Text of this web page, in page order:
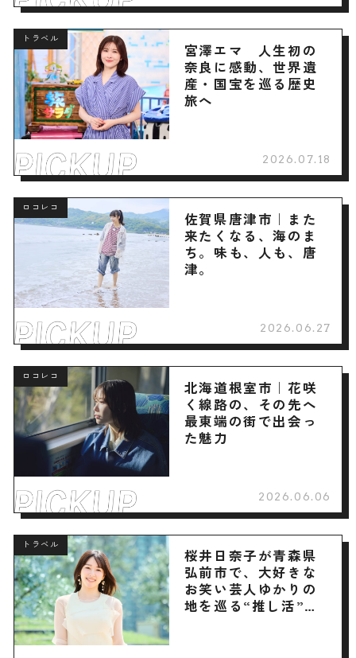
トラベル
宮澤エマ 人生初の
奈良に感動、世界遺
産・国宝を巡る歴史
旅へ
2026.07.18
ロコレコ
佐賀県唐津市｜また
来たくなる、海のま
ち。味も、人も、唐
津。
2026.06.27
ロコレコ
北海道根室市｜花咲
く線路の、その先へ
最東端の街で出会っ
た魅力
2026.06.06
トラベル
桜井日奈子が青森県
弘前市で、大好きな
お笑い芸人ゆかりの
地を巡る“推し活”旅